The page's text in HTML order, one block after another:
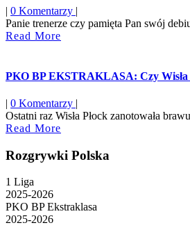
| 0 Komentarzy |
Panie trenerze czy pamięta Pan swój
Read More
PKO BP EKSTRAKLASA: Czy Wisła
| 0 Komentarzy |
Ostatni raz Wisła Płock zanotowała
Read More
Rozgrywki Polska
1 Liga
2025-2026
PKO BP Ekstraklasa
2025-2026